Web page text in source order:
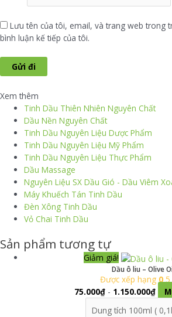
Lưu tên của tôi, email, và trang web trong
bình luận kế tiếp của tôi.
Xem thêm
Tinh Dầu Thiên Nhiên Nguyên Chất
Dầu Nền Nguyên Chất
Tinh Dầu Nguyên Liệu Dược Phẩm
Tinh Dầu Nguyên Liệu Mỹ Phẩm
Tinh Dầu Nguyên Liệu Thực Phẩm
Dầu Massage
Nguyên Liệu SX Dầu Gió - Dầu Viêm
Máy Khuếch Tán Tinh Dầu
Đèn Xông Tinh Dầu
Vỏ Chai Tinh Dầu
Sản phẩm tương tự
Giảm giá!
Dầu ô liu – Olive
Được xếp hạng 05
75.000₫ - 1.150.000₫